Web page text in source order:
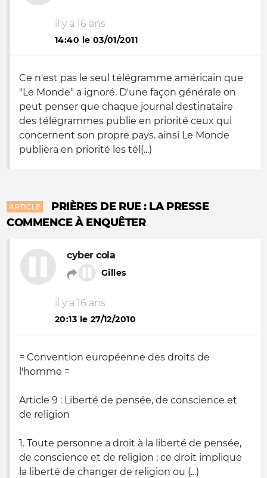
il y a 16 ans
14:40 le 03/01/2011
Ce n'est pas le seul télégramme américain que
"Le Monde" a ignoré. D'une façon générale on
peut penser que chaque journal destinataire
des télégrammes publie en priorité ceux qui
concernent son propre pays. ainsi Le Monde
publiera en priorité les tél(...)
ARTICLE
PRIÈRES DE RUE : LA PRESSE
COMMENCE À ENQUÊTER
cyber cola
Gilles
il y a 16 ans
20:13 le 27/12/2010
= Convention européenne des droits de
l'homme =
Article 9 : Liberté de pensée, de conscience et
de religion
1. Toute personne a droit à la liberté de pensée,
de conscience et de religion ; ce droit implique
la liberté de changer de religion ou (...)